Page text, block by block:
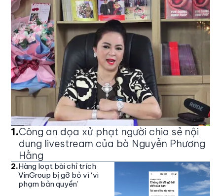
1.Công an dọa xử phạt người chia sẻ nội
dung livestream của bà Nguyễn Phương
Hằng
2.Hàng loạt bài chỉ trích
VinGroup bị gỡ bỏ vì ‘vi
phạm bản quyền’